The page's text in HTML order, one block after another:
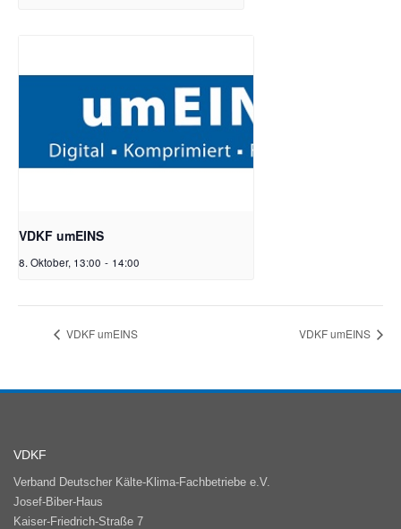
VDKF umEINS
8. Oktober, 13:00 - 14:00
VDKF umEINS VDKF umEINS
VDKF
Verband Deutscher Kälte-Klima-Fachbetriebe e.V.
Josef-Biber-Haus
Kaiser-Friedrich-Straße 7